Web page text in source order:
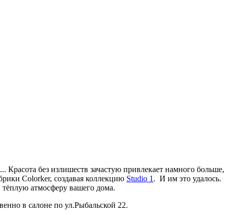
Красота без излишеств зачастую привлекает намного больше,
Colorker, создавая коллекцию Studio 1 . И им это удалось.
атмосферу вашего дома.
в салоне по ул.Рыбальской 22.